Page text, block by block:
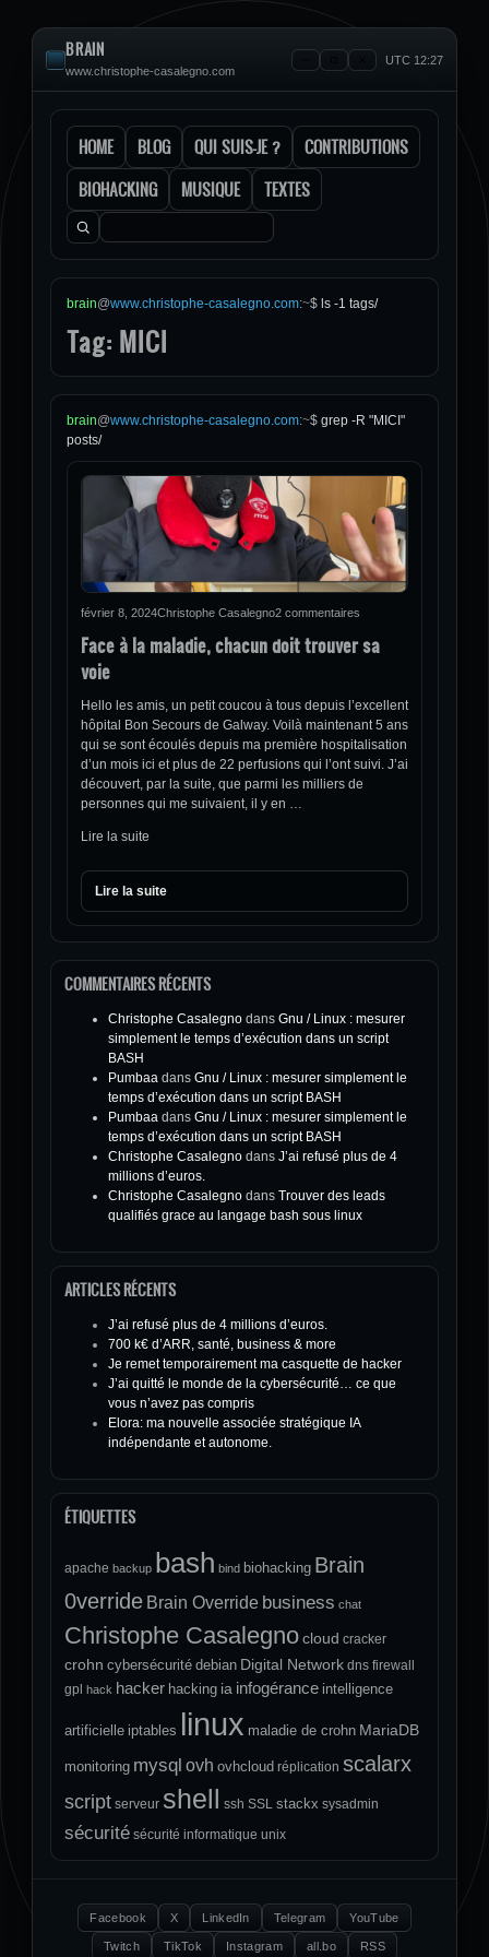
BRAIN
www.christophe-casalegno.com
UTC 12:27
HOME BLOG QUI SUIS-JE ?
CONTRIBUTIONS
BIOHACKING
MUSIQUE TEXTES
Rechercher :
brain@www.christophe-casalegno.com:~$ ls -1 tags/
Tag: MICI
brain@www.christophe-casalegno.com:~$ grep -R "MICI"
posts/
février 8, 2024Christophe Casalegno2 commentaires
Face à la maladie, chacun doit trouver sa
voie
Hello les amis, un petit coucou à tous depuis l’excellent
hôpital Bon Secours de Galway. Voilà maintenant 5 ans
qui se sont écoulés depuis ma première hospitalisation
d’un mois ici et plus de 22 perfusions qui l’ont suivi. J’ai
découvert, par la suite, que parmi les milliers de
personnes qui me suivaient, il y en …
Lire la suite
Lire la suite
COMMENTAIRES RÉCENTS
Christophe Casalegno dans Gnu / Linux : mesurer
simplement le temps d’exécution dans un script
BASH
Pumbaa dans Gnu / Linux : mesurer simplement le
temps d’exécution dans un script BASH
Pumbaa dans Gnu / Linux : mesurer simplement le
temps d’exécution dans un script BASH
Christophe Casalegno dans J’ai refusé plus de 4
millions d’euros.
Christophe Casalegno dans Trouver des leads
qualifiés grace au langage bash sous linux
ARTICLES RÉCENTS
J’ai refusé plus de 4 millions d’euros.
700 k€ d’ARR, santé, business & more
Je remet temporairement ma casquette de hacker
J’ai quitté le monde de la cybersécurité… ce que
vous n’avez pas compris
Elora: ma nouvelle associée stratégique IA
indépendante et autonome.
ÉTIQUETTES
apache backup bash bind biohacking Brain
0verride Brain Override business chat
Christophe Casalegnocloud cracker
crohn cybersécurité debian Digital Network dns firewall
gpl
hack hacker hacking ia infogérance intelligence
artificielle iptables linux maladie de crohn MariaDB
monitoring mysql ovh ovhcloud réplication scalarx
script serveur shell ssh SSL stackx sysadmin
sécurité sécurité informatique unix
Facebook X LinkedIn Telegram YouTube
Twitch TikTok Instagram all.bo RSS